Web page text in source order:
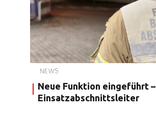
NEWS
Neue Funktion eingeführt –
Einsatzabschnittsleiter